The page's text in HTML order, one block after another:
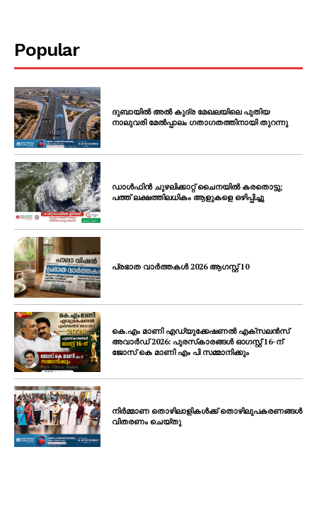
Popular
ദുബായിൽ അൽ കുദ്ര മേഖലയിലെ പുതിയ
നാലുവരി മേൽപ്പാലം ഗതാഗതത്തിനായി തുറന്നു
ഡാൾഫിൻ ചുഴലിക്കാറ്റ് ചൈനയിൽ കരതൊട്ടു;
പത്ത് ലക്ഷത്തിലധികം ആളുകളെ ഒഴിപ്പിച്ചു
പ്രഭാത വാർത്തകൾ 2026 ആഗസ്റ്റ് 10
കെ.എം മാണി എഡ്യുക്കേഷണൽ എക്‌സലൻസ്
അവാർഡ് 2026: പുരസ്‌കാരങ്ങൾ ഓഗസ്റ്റ് 16-ന്
ജോസ് കെ മാണി എം പി സമ്മാനിക്കും
നിർമ്മാണ തൊഴിലാളികൾക്ക് തൊഴിലുപകരണങ്ങൾ
വിതരണം ചെയ്തു